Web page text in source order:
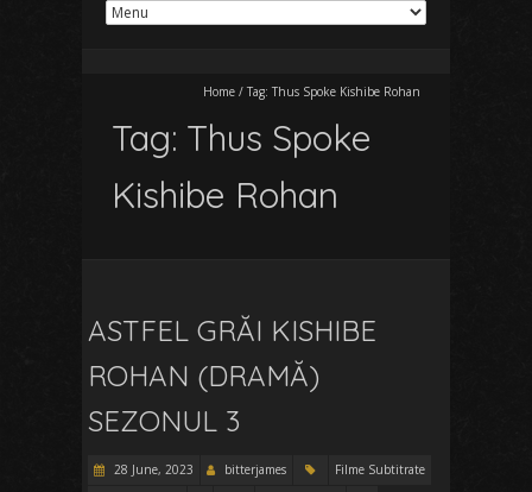
Home / Tag: Thus Spoke Kishibe Rohan
Tag: Thus Spoke
Kishibe Rohan
ASTFEL GRĂI KISHIBE
ROHAN (DRAMĂ)
SEZONUL 3
28 June, 2023 bitterjames
Filme Subtitrate